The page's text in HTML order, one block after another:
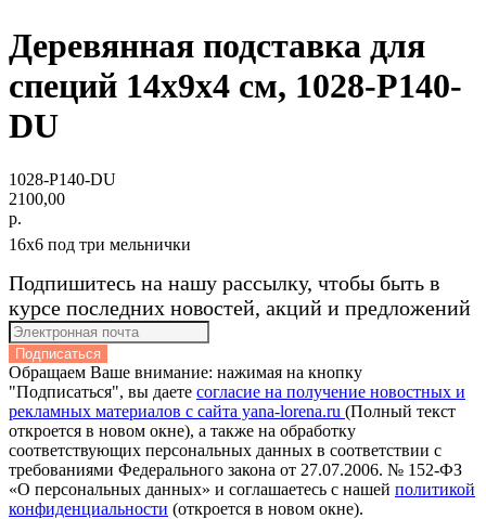
Деревянная подставка для
специй 14x9x4 см, 1028-P140-
DU
1028-P140-DU
2100,00
р.
16х6 под три мельнички
Подпишитесь на нашу рассылку, чтобы быть в
курсе последних новостей, акций и предложений
Подписаться
Обращаем Ваше внимание: нажимая на кнопку
"Подписаться", вы даете согласие на получение новостных и
рекламных материалов с сайта yana-lorena.ru (Полный текст
откроется в новом окне), а также на обработку
соответствующих персональных данных в соответствии с
требованиями Федерального закона от 27.07.2006. № 152-ФЗ
«О персональных данных» и соглашаетесь c нашей политикой
конфиденциальности (откроется в новом окне).